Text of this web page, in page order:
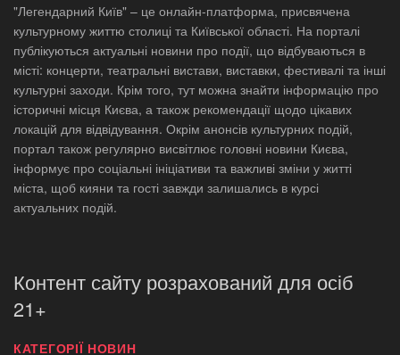
"Легендарний Київ" – це онлайн-платформа, присвячена
культурному життю столиці та Київської області. На порталі
публікуються актуальні новини про події, що відбуваються в
місті: концерти, театральні вистави, виставки, фестивалі та інші
культурні заходи. Крім того, тут можна знайти інформацію про
історичні місця Києва, а також рекомендації щодо цікавих
локацій для відвідування. Окрім анонсів культурних подій,
портал також регулярно висвітлює головні новини Києва,
інформує про соціальні ініціативи та важливі зміни у житті
міста, щоб кияни та гості завжди залишались в курсі
актуальних подій.
Контент сайту розрахований для осіб
21+
КАТЕГОРІЇ НОВИН